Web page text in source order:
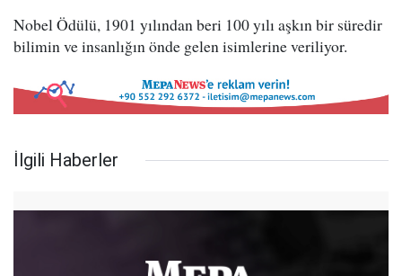
Nobel Ödülü, 1901 yılından beri 100 yılı aşkın bir süredir
bilimin ve insanlığın önde gelen isimlerine veriliyor.
İlgili Haberler